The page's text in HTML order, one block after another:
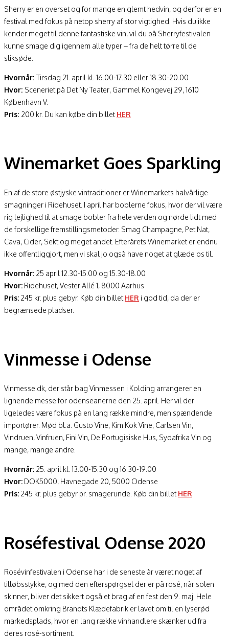
Sherry er en overset og for mange en glemt hedvin, og derfor er en
festival med fokus på netop sherry af stor vigtighed. Hvis du ikke
kender meget til denne fantastiske vin, vil du på Sherryfestivalen
kunne smage dig igennem alle typer – fra de helt tørre til de
sliksøde.
Hvornår:Tirsdag 21. april kl. 16.00-17.30 eller 18.30-20.00
Hvor: Sceneriet på Det Ny Teater, Gammel Kongevej 29, 1610
København V.
Pris: 200 kr. Du kan købe din billetHER
Winemarket Goes Sparkling
En af de store østjyske vintraditioner er Winemarkets halvårlige
smagninger i Ridehuset. I april har boblerne fokus, hvor der vil være
rig lejlighed til at smage bobler fra hele verden og nørde lidt med
de forskellige fremstillingsmetoder. Smag Champagne, Pet Nat,
Cava, Cider, Sekt og meget andet. Efterårets Winemarket er endnu
ikke offentliggjort, men vi skal jo også have noget at glæde os til.
Hvornår: 25 april 12.30-15.00 og 15.30-18.00
Hvor: Ridehuset, Vester Allé 1, 8000 Aarhus
Pris: 245 kr. plus gebyr. Køb din billetHER i god tid, da der er
begrænsede pladser.
Vinmesse i Odense
Vinmesse.dk, der står bag Vinmessen i Kolding arrangerer en
lignende messe for odenseanerne den 25. april. Her vil der
ligeledes være fokus på en lang række mindre, men spændende
importører. Mød bl.a. Gusto Vine, Kim Kok Vine, Carlsen Vin,
Vindruen, Vinfruen, Fini Vin, De Portugisiske Hus, Sydafrika Vin og
mange, mange andre.
Hvornår: 25. april kl. 13.00-15.30 og 16.30-19.00
Hvor: DOK5000, Havnegade 20, 5000 Odense
Pris: 245 kr. plus gebyr pr. smagerunde. Køb din billetHER
Roséfestival Odense 2020
Rosévinfestivalen i Odense har i de seneste år været noget af
tilløbsstykke, og med den efterspørgsel der er på rosé, når solen
skinner, bliver det sikkert også et brag af en fest den 9. maj. Hele
området omkring Brandts Klædefabrik er lavet om til en lyserød
markedsplads, hvor en lang række vinhandlere skænker ud fra
deres rosé-sortiment.